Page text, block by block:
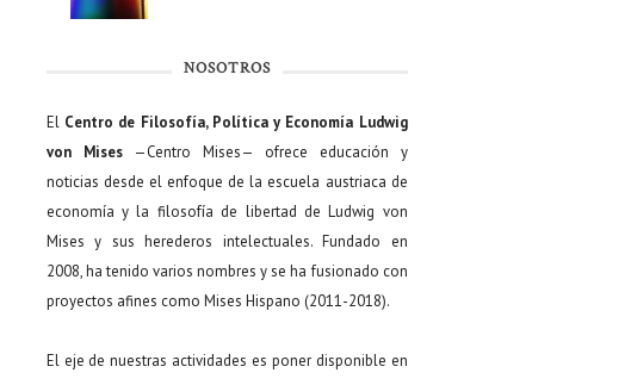
NOSOTROS
El Centro de Filosofía, Política y Economía Ludwig
von Mises—Centro Mises— ofrece educación y
noticias desde el enfoque de la escuela austriaca de
economía y la filosofía de libertad de Ludwig von
Mises y sus herederos intelectuales. Fundado en
2008, ha tenido varios nombres y se ha fusionado con
proyectos afines como Mises Hispano (2011-2018).
El eje de nuestras actividades es poner disponible en